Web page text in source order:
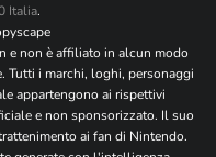
Italia.
e non è affiliato in alcun modo
Tutti i marchi, loghi, personaggi
appartengono ai rispettivi
e non sponsorizzato. Il suo
ai fan di Nintendo.